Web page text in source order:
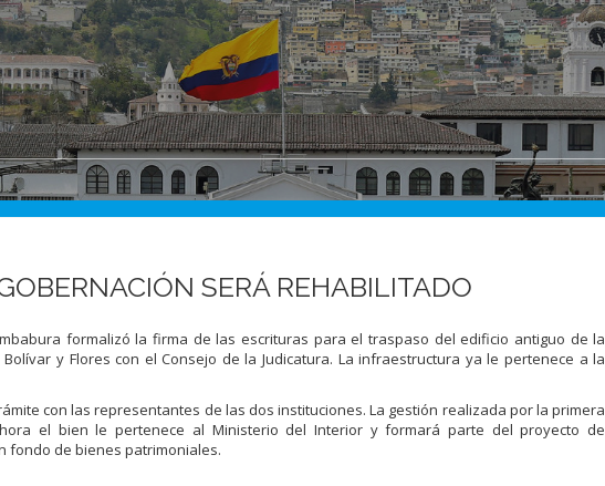
SERÁ REHABILITADO
formalizó la firma de las escrituras para el traspaso del edificio antiguo de la
y Flores con el Consejo de la Judicatura. La infraestructura ya le pertenece a la
con las representantes de las dos instituciones. La gestión realizada por la primera
el bien le pertenece al Ministerio del Interior y formará parte del proyecto de
fondo de bienes patrimoniales.